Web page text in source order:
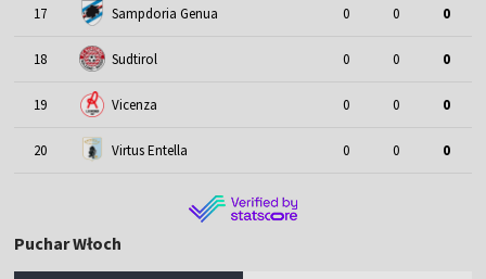
17 Sampdoria Genua 0 0 0
18 Sudtirol 0 0 0
19 Vicenza 0 0 0
20 Virtus Entella 0 0 0
Puchar Włoch